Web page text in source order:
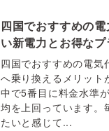
四国でおすすめの
い新電力とお得な
四国でおすすめの電気
へ乗り換えるメリット
中で5番目に料金水準
均を上回っています。
たいと感じて...